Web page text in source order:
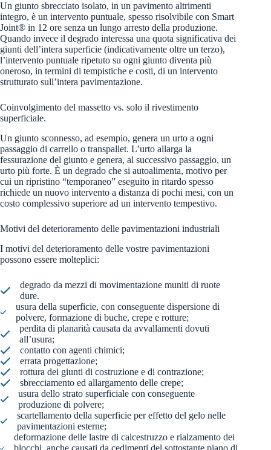
Un giunto sbrecciato isolato, in un pavimento altrimenti
integro, è un intervento puntuale, spesso risolvibile con Smart
Joint® in 12 ore senza un lungo arresto della produzione.
Quando invece il degrado interessa una quota significativa dei
giunti dell’intera superficie (indicativamente oltre un terzo),
l’intervento puntuale ripetuto su ogni giunto diventa più
oneroso, in termini di tempistiche e costi, di un intervento
strutturato sull’intera pavimentazione.
Coinvolgimento del massetto vs. solo il rivestimento
superficiale.
Un giunto sconnesso, ad esempio, genera un urto a ogni
passaggio di carrello o transpallet. L’urto allarga la
fessurazione del giunto e genera, al successivo passaggio, un
urto più forte. È un degrado che si autoalimenta, motivo per
cui un ripristino “temporaneo” eseguito in ritardo spesso
richiede un nuovo intervento a distanza di pochi mesi, con un
costo complessivo superiore ad un intervento tempestivo.
Motivi del deterioramento delle pavimentazioni industriali
I motivi del deterioramento delle vostre pavimentazioni
possono essere molteplici:
degrado da mezzi di movimentazione muniti di ruote
dure.
usura della superficie, con conseguente dispersione di
polvere, formazione di buche, crepe e rotture;
perdita di planarità causata da avvallamenti dovuti
all’usura;
contatto con agenti chimici;
errata progettazione;
rottura dei giunti di costruzione e di contrazione;
sbrecciamento ed allargamento delle crepe;
usura dello strato superficiale con conseguente
produzione di polvere;
scartellamento della superficie per effetto del gelo nelle
pavimentazioni esterne;
deformazione delle lastre di calcestruzzo e rialzamento dei
blocchi, anche causati da cedimenti del sottostante piano di